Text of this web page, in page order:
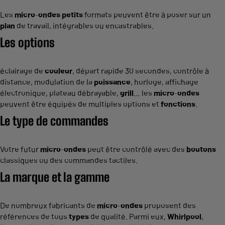
Les micro-ondes petitsformats peuvent être à poser sur un
plan de travail, intégrables ou encastrables.
Les options
éclairage de couleur, départ rapide 30 secondes, contrôle à
distance, modulation de la puissance, horloge, affichage
électronique, plateau débrayable, grill… les micro-ondes
peuvent être équipés de multiples options et fonctions
Letype de commandes
Votre futur micro-ondes peut être contrôlé avec des boutons
classiques ou des commandes tactiles.
La marque et la gamme
De nombreux fabricants de micro-ondes proposent des
références de tous types de qualité. Parmi eux, Whirlpool,